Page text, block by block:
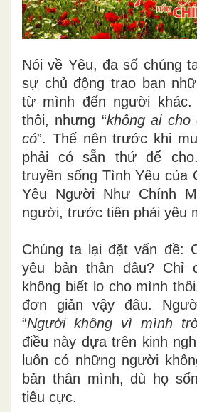
Nói về Yêu, đa số chúng
sự chủ động trao ban
từ mình đến người khác.
thôi, nhưng “không ai cho
có”. Thế nên trước khi
phải có sẵn thứ để
truyền sống Tình Yêu của
Yêu Người Như Chính
người, trước tiên phải yêu
Chúng ta lại đặt vấn đề:
yêu bản thân đâu? Chỉ
không biết lo cho mình
đơn giản vậy đâu.
“Người không vì mình
điều này dựa trên kinh
luôn có những người
bản thân mình, dù họ
tiêu cực.